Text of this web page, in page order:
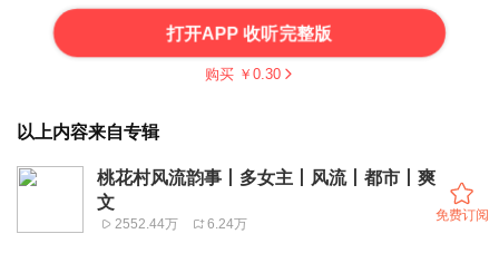
打开APP 收听完整版
购买 ￥ 0.30
以上内容来自专辑
桃花村风流韵事丨多女主丨风流丨都市丨爽
文
2552.44万 6.24万
免费订阅